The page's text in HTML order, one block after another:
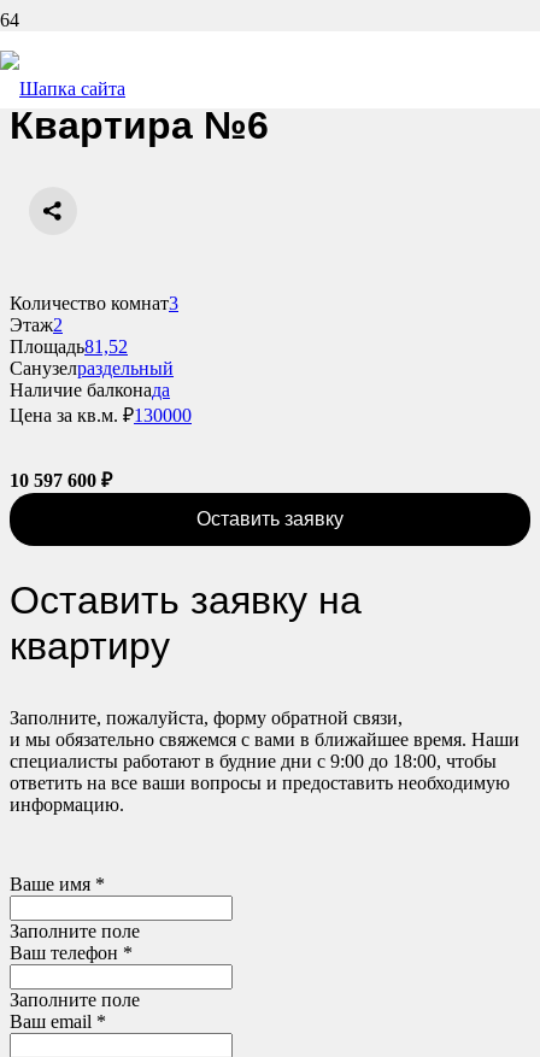
Назад
Квартира №6
Количество комнат3
Этаж2
Площадь81,52
Санузелраздельный
Наличие балконада
Цена за кв.м. ₽130000
10 597 600 ₽
Оставить заявку
Оставить заявку на
квартиру
Заполните, пожалуйста, форму обратной связи,
и мы обязательно свяжемся с вами в ближайшее время. Наши
специалисты работают в будние дни с 9:00 до 18:00, чтобы
ответить на все ваши вопросы и предоставить необходимую
информацию.
Ваше имя *
Заполните поле
Ваш телефон *
Заполните поле
Ваш email *